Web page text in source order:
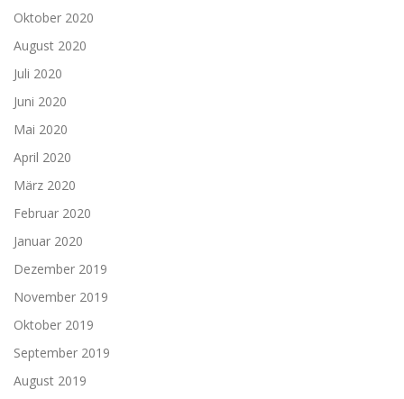
Oktober 2020
August 2020
Juli 2020
Juni 2020
Mai 2020
April 2020
März 2020
Februar 2020
Januar 2020
Dezember 2019
November 2019
Oktober 2019
September 2019
August 2019